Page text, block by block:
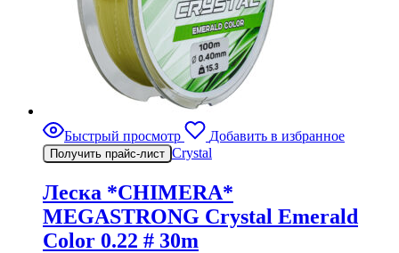
Быстрый просмотр Добавить в избранное
Получить прайс-лист Crystal
Леска *CHIMERA*
MEGASTRONG Crystal Emerald
Color 0.22 # 30m